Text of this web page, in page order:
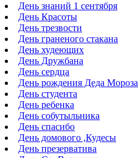
День знаний 1 сентября
День Красоты
День трезвости
День граненого стакана
День худеющих
День Дружбана
День сердца
День рождения Деда Мороза
День студента
День ребенка
День собутыльника
День спасибо
День домового ,Кудесы
День презерватива